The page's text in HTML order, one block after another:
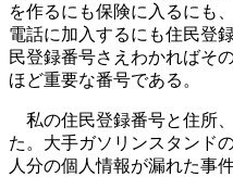
を作るにも保険に入るにも
電話に加入するにも住民登
民登録番号さえわかればそ
ほど重要な番号である。
私の住民登録番号と住所
た。大手ガソリンスタンド
人分の個人情報が漏れた事